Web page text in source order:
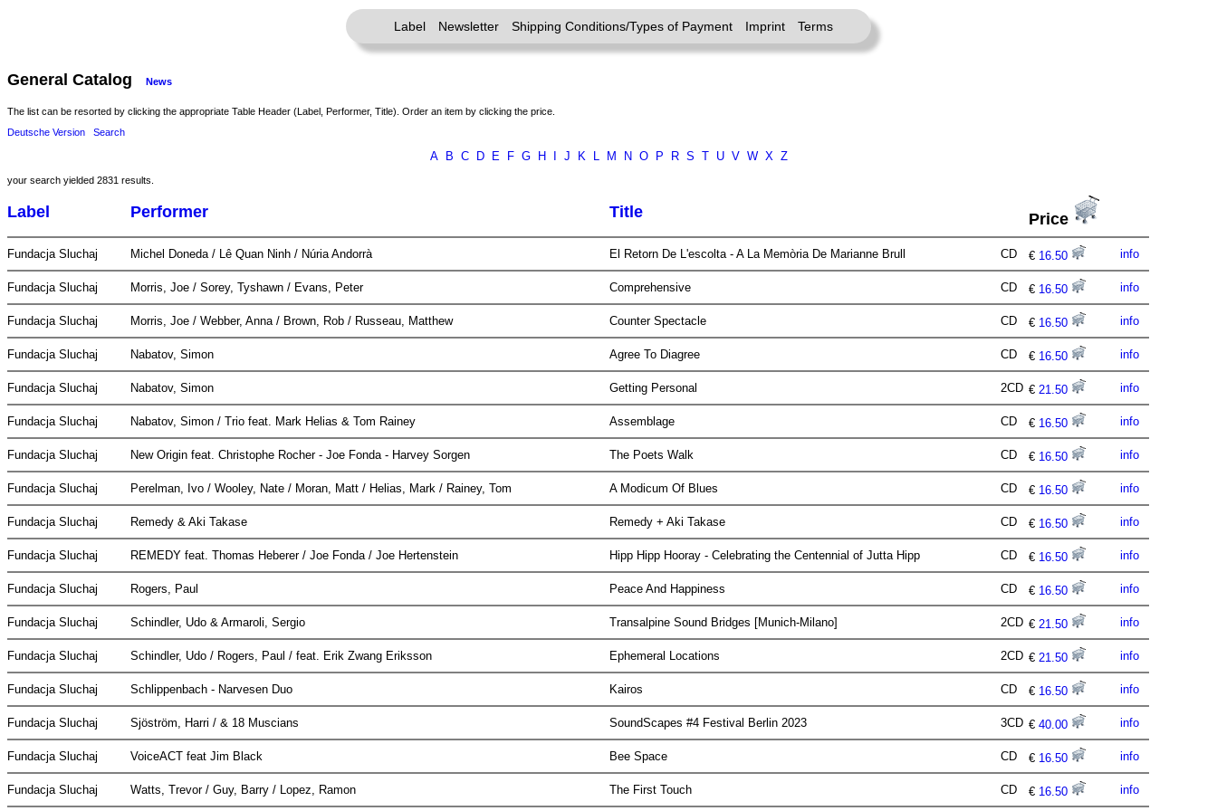
Label Newsletter Shipping Conditions/Types of Payment Imprint Terms
General Catalog News
The list can be resorted by clicking the appropriate Table Header (Label, Performer, Title). Order an item by clicking the price.
Deutsche Version
Search
A B C D E F G H J K L M N O P R S T U V W X Z
your search yielded 2831 results.
Label Performer Title Price
Fundacja Sluchaj Michel Doneda / Lê Quan Ninh / Núria Andorrà El Retorn De L'escolta - A La Memòria De Marianne Brull CD € 16.50 info
Fundacja Sluchaj Morris, Joe / Sorey, Tyshawn / Evans, Peter Comprehensive CD € 16.50 info
Fundacja Sluchaj Morris, Joe / Webber, Anna / Brown, Rob / Russeau, Matthew Counter Spectacle CD € 16.50 info
Fundacja Sluchaj Nabatov, Simon Agree To Diagree CD € 16.50 info
Fundacja Sluchaj Nabatov, Simon Getting Personal 2CD € 21.50 info
Fundacja Sluchaj Nabatov, Simon / Trio feat. Mark Helias & Tom Rainey Assemblage CD € 16.50 info
Fundacja Sluchaj New Origin feat. Christophe Rocher - Joe Fonda - Harvey Sorgen The Poets Walk CD € 16.50 info
Fundacja Sluchaj Perelman, Ivo / Wooley, Nate / Moran, Matt / Helias, Mark / Rainey, Tom A Modicum Of Blues CD € 16.50 info
Fundacja Sluchaj Remedy & Aki Takase Remedy + Aki Takase CD € 16.50 info
Fundacja Sluchaj REMEDY feat. Thomas Heberer / Joe Fonda / Joe Hertenstein Hipp Hipp Hooray - Celebrating the Centennial of Jutta Hipp CD € 16.50 info
Fundacja Sluchaj Rogers, Paul Peace And Happiness CD € 16.50 info
Fundacja Sluchaj Schindler, Udo & Armaroli, Sergio Transalpine Sound Bridges [Munich-Milano] 2CD € 21.50 info
Fundacja Sluchaj Schindler, Udo / Rogers, Paul / feat. Erik Zwang Eriksson Ephemeral Locations 2CD € 21.50 info
Fundacja Sluchaj Schlippenbach - Narvesen Duo Kairos CD € 16.50 info
Fundacja Sluchaj Sjöström, Harri / & 18 Muscians SoundScapes #4 Festival Berlin 2023 3CD € 40.00 info
Fundacja Sluchaj VoiceACT feat Jim Black Bee Space CD € 16.50 info
Fundacja Sluchaj Watts, Trevor / Guy, Barry / Lopez, Ramon The First Touch CD € 16.50 info